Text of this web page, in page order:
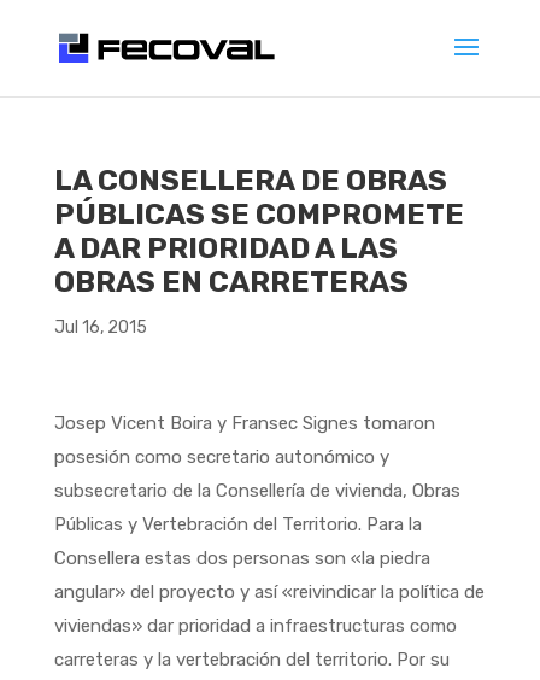
LA CONSELLERA DE OBRAS
PÚBLICAS SE COMPROMETE
A DAR PRIORIDAD A LAS
OBRAS EN CARRETERAS
Jul 16, 2015
Josep Vicent Boira y Fransec Signes tomaron
posesión como secretario autonómico y
subsecretario de la Consellería de vivienda, Obras
Públicas y Vertebración del Territorio. Para la
Consellera estas dos personas son «la piedra
angular» del proyecto y así «reivindicar la política de
viviendas» dar prioridad a infraestructuras como
carreteras y la vertebración del territorio. Por su